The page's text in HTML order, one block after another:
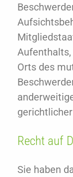
Orts des
Recht auf
Sie haben